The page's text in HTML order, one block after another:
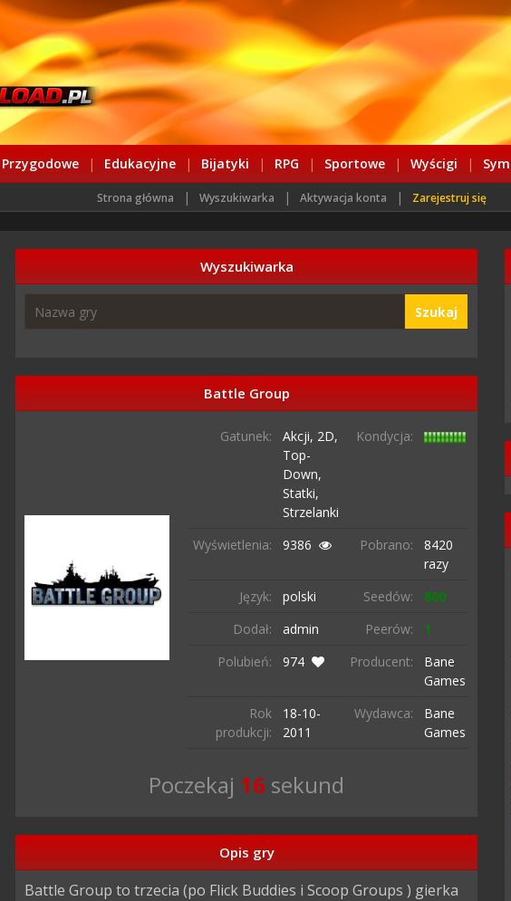
Przygodowe | Edukacyjne | Bijatyki | RPG | Sportowe | Wyścigi |
Strona główna | Wyszukiwarka | Aktywacja konta | Zarejestruj się
Wyszukiwarka
Szukaj
Battle Group
Gatunek: Akcji, 2D,
Top-
Down,
Statki,
Strzelanki
Kondycja:
Wyświetlenia: 9386 Pobrano:
8420
razy
Język:
polski Seedów:
800
Dodał:
admin Peerów:
1
Polubień:
974 Producent:
Bane
Games
Rok
produkcji:
18-10-
2011
Wydawca:
Bane
Games
Poczekaj 15 sekund
Opis gry
Battle Group to trzecia (po Flick Buddies i Scoop Groups ) gierka